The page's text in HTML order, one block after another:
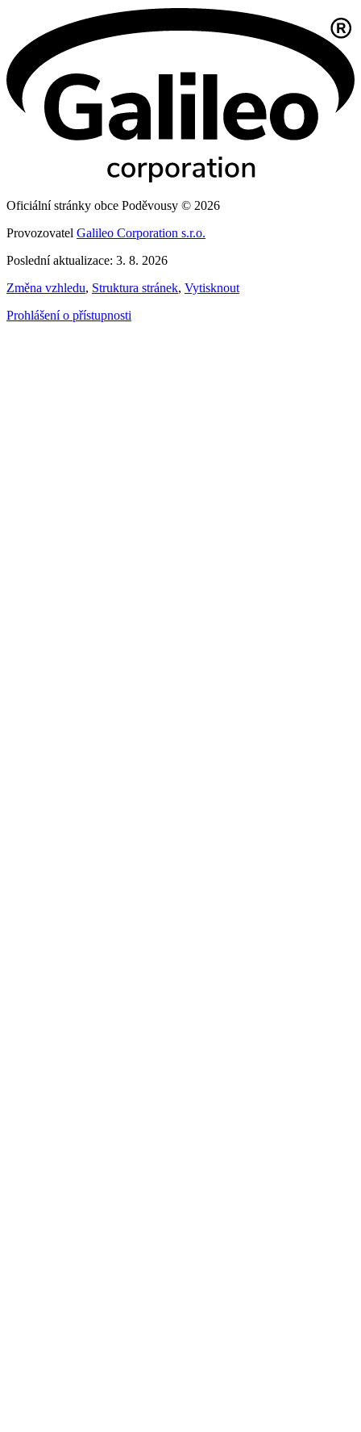
Oficiální stránky obce Poděvousy © 2026
Provozovatel Galileo Corporation s.r.o.
Poslední aktualizace: 3. 8. 2026
Změna vzhledu, Struktura stránek, Vytisknout
Prohlášení o přístupnosti